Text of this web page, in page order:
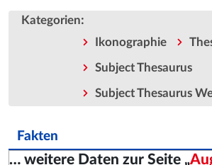
Kategorien:
Ikonographie
Subject Thesaurus
Subject Thesaurus
Fakten
… weitere Daten zur Seite „